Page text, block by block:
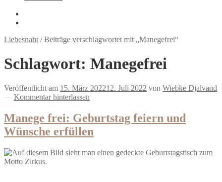
Liebesnaht /Beiträge verschlagwortet mit „Manegefrei“
Schlagwort: Manegefrei
Veröffentlicht am 15. März 202212. Juli 2022 von Wiebke Djalvand
— Kommentar hinterlassen
Manege frei: Geburtstag feiern und
Wünsche erfüllen